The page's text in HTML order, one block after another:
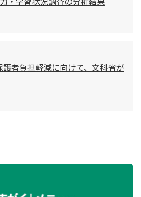
者負担軽減に向けて、文科省が